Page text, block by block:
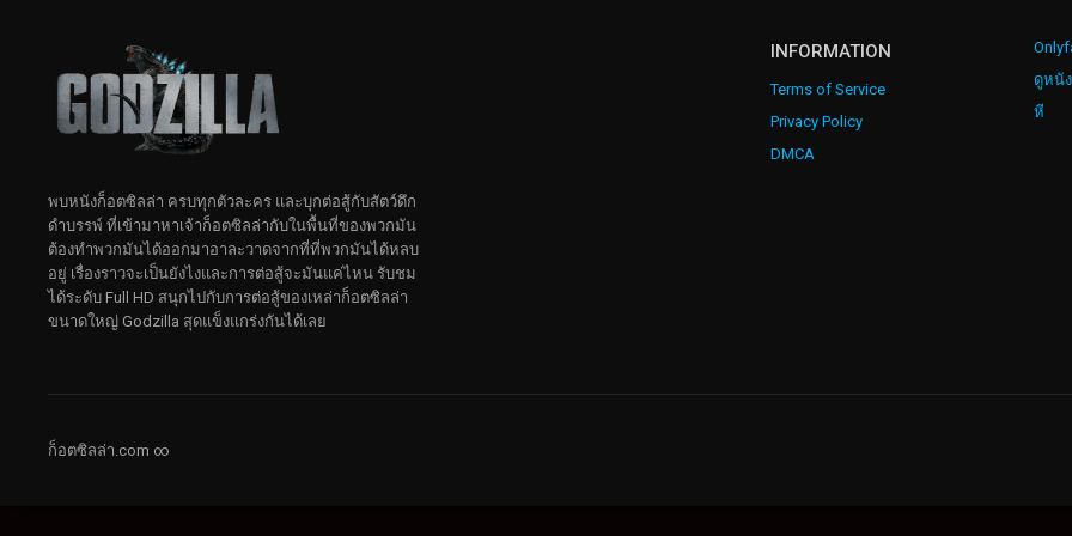
INFORMATION
Terms of Service
Privacy Policy
DMCA
ดูหนั
หี
พบหนังก็อตซิลล่า ครบทุกตัวละคร และบุกต่อสู้กับสัตว์ดึก
ดําบรรพ์ ที่เข้ามาหาเจ้าก็อตซิลล่ากับในพื้นที่ของพวกมัน
ต้องทำพวกมันได้ออกมาอาละวาดจากที่ที่พวกมันได้หลบ
อยู่ เรื่องราวจะเป็นยังไงและการต่อสู้จะมันแค่ไหน รับชม
ได้ระดับ Full HD สนุกไปกับการต่อสู้ของเหล่าก็อตซิลล่า
ขนาดใหญ่ Godzilla สุดแข็งแกร่งกันได้เลย
ก็อตซิลล่า.com ∞